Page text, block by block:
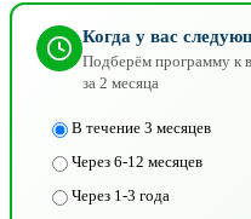
Когда у вас
Подберём программу к
за 2 месяца
В течение 3 месяцев
Через 6-12 месяцев
Через 1-3 года